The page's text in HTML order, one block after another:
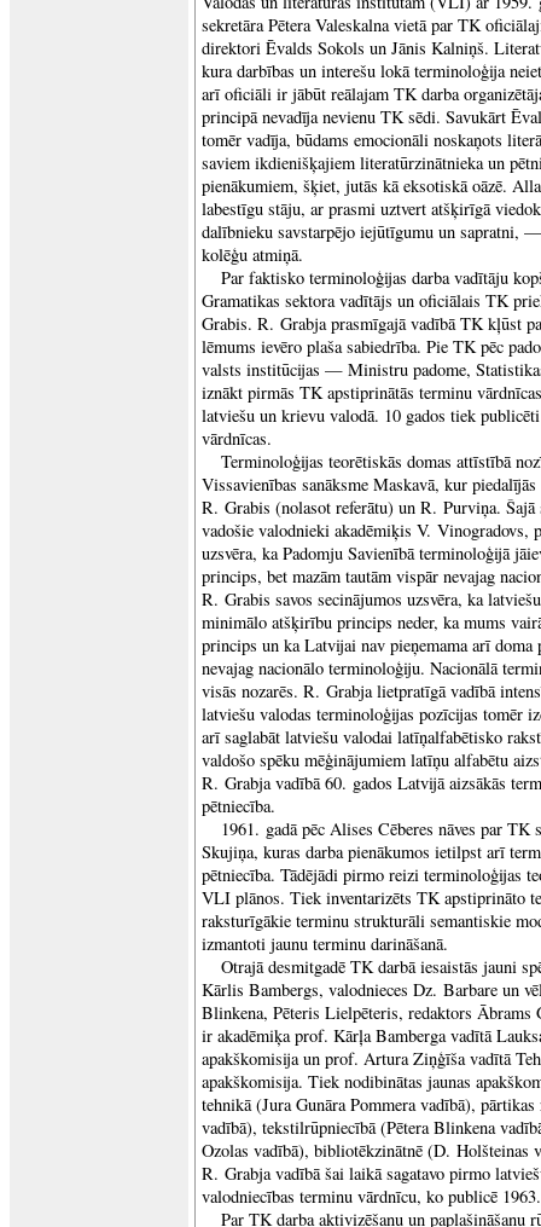
sekretāra Pētera Valeskalna vietā par TK
direktori Ēvalds Sokols un Jānis Kalniņš.
kura darbības un interešu lokā terminoloģija
arī oficiāli ir jābūt reālajam TK darba
principā nevadīja nevienu TK sēdi. Savukārt
tomēr vadīja, būdams emocionāli noskaņots
saviem ikdienišķajiem literatūrzinātnieka un
pienākumiem, šķiet, jutās kā eksotiskā oāzē.
labestīgu stāju, ar prasmi uztvert atšķirīgā
dalībnieku savstarpējo iejūtīgumu un sapratni,
kolēģu atmiņā.
Par faktisko terminoloģijas darba vadītāju
Gramatikas sektora vadītājs un oficiālais TK
Grabis. R. Grabja prasmīgajā vadībā TK kļūst
lēmums ievēro plaša sabiedrība. Pie TK pēc
valsts institūcijas — Ministru padome,
iznākt pirmās TK apstiprinātās terminu
latviešu un krievu valodā. 10 gados tiek
vārdnīcas.
Terminoloģijas teorētiskās domas attīstībā
Vissavienības sanāksme Maskavā, kur
R. Grabis (nolasot referātu) un R. Purviņa. Šajā
vadošie valodnieki akadēmiķis V. Vinogradovs,
uzsvēra, ka Padomju Savienībā terminoloģijā
princips, bet mazām tautām vispār nevajag
R. Grabis savos secinājumos uzsvēra, ka
minimālo atšķirību princips neder, ka mums
princips un ka Latvijai nav pieņemama arī doma
nevajag nacionālo terminoloģiju. Nacionālā
visās nozarēs. R. Grabja lietpratīgā vadībā
latviešu valodas terminoloģijas pozīcijas tomēr
arī saglabāt latviešu valodai latīņalfabētisko
valdošo spēku mēģinājumiem latīņu alfabētu
R. Grabja vadībā 60. gados Latvijā aizsākās
pētniecība.
1961. gadā pēc Alises Cēberes nāves par
Skujiņa, kuras darba pienākumos ietilpst arī
pētniecība. Tādējādi pirmo reizi terminoloģijas
VLI plānos. Tiek inventarizēts TK apstiprināto
raksturīgākie terminu strukturāli semantiskie
izmantoti jaunu terminu darināšanā.
Otrajā desmitgadē TK darbā iesaistās jauni
Kārlis Bambergs, valodnieces Dz. Barbare un
Blinkena, Pēteris Lielpēteris, redaktors Ābrams
ir akadēmiķa prof. Kārļa Bamberga vadītā
apakškomisija un prof. Artura Ziņģīša vadītā
apakškomisija. Tiek nodibinātas jaunas
tehnikā (Jura Gunāra Pommera vadībā),
vadībā), tekstilrūpniecībā (Pētera Blinkena
Ozolas vadībā), bibliotēkzinātnē (D. Holšteinas
R. Grabja vadībā šai laikā sagatavo pirmo
valodniecības terminu vārdnīcu, ko publicē
Par TK darba aktivizēšanu un paplašināšanu